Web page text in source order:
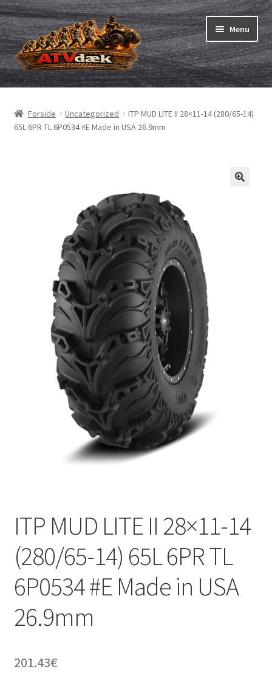
Spring
til
navigation
Spring
til
indhold
Menu
ATV-dæk
Udfold
Dækslanger
Udfold
Forside Uncategorized
ITP MUD LITE II 28×11-14 (280/65-14)
65L 6PR TL 6P0534 #E Made in USA 26.9mm
ITP MUD LITE II 28×11-14
(280/65-14) 65L 6PR TL
6P0534 #E Made in USA
26.9mm
201.43€